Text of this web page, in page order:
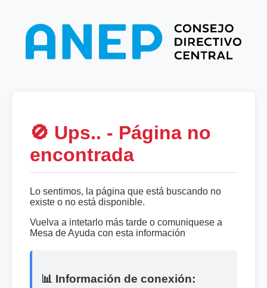
🚫 Ups.. - Página no
encontrada
Lo sentimos, la página que está buscando no
existe o no está disponible.
Vuelva a intetarlo más tarde o comuniquese a
Mesa de Ayuda con esta información
📊 Información de conexión: